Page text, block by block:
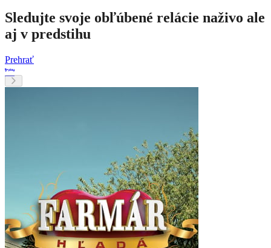
Sledujte svoje obľúbené relácie naživo ale
aj v predstihu
Prehrať